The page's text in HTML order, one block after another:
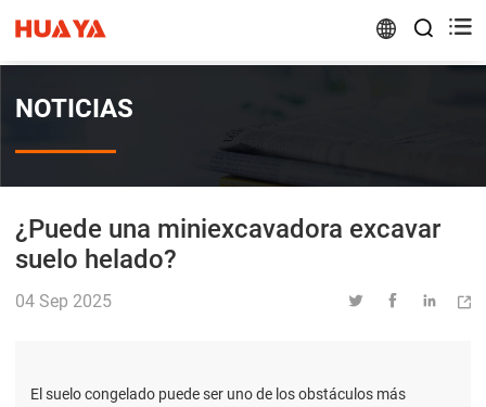
 
NOTICIAS
¿Puede una miniexcavadora excavar
suelo helado?
04 Sep 2025    
El suelo congelado puede ser uno de los obstáculos más